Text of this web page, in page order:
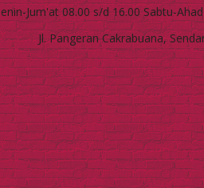
Jum'at 08.00 s/d 16.00 Sabtu-
Jl. Pangeran Cakrabuana,